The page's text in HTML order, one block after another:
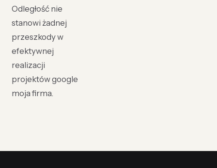
Odległość nie
stanowi żadnej
przeszkody w
efektywnej
realizacji
projektów google
moja firma.